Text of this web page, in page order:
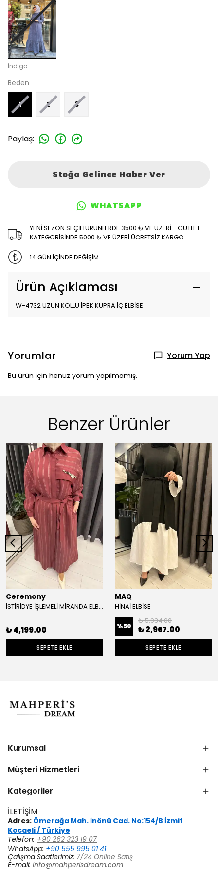
İndigo
Beden
1 2 3
Paylaş:
Stoğa Gelince Haber Ver
WHATSAPP
YENİ SEZON SEÇİLİ ÜRÜNLERDE 3500 ₺ VE ÜZERİ - OUTLET
KATEGORİSİNDE 5000 ₺ VE ÜZERİ ÜCRETSİZ KARGO
14 GÜN İÇİNDE DEĞİŞİM
Ürün Açıklaması
W-4732 UZUN KOLLU İPEK KUPRA İÇ ELBİSE
Yorumlar Yorum Yap
Bu ürün için henüz yorum yapılmamış.
Benzer Ürünler
Ceremony
İSTİRİDYE İŞLEMELİ MİRANDA ELBİSE
₺ 4,199.00
SEPETE EKLE
MAQ
HİNAİ ELBİSE
%50
₺ 5,934.00
₺ 2,967.00
SEPETE EKLE
Kurumsal
Müşteri Hizmetleri
Kategoriler
İLETİŞİM
Adres: Ömerağa Mah. İnönü Cad. No:154/B İzmit
Kocaeli / Türkiye
Telefon: +90 262 323 19 07
WhatsApp: +90 555 995 01 41
Çalışma Saatlerimiz: 7/24 Online Satış
E-mail: info@mahperisdream.com